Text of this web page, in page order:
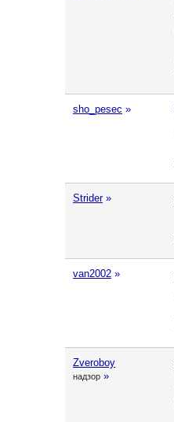
sho_pesec »
Strider »
van2002 »
Zveroboy
надзор »